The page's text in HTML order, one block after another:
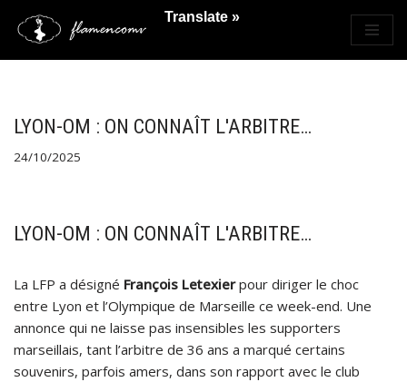
Saltar
LYON-OM : ON CONNAÎT L'ARBITRE…
24/10/2025
LYON-OM : ON CONNAÎT L'ARBITRE…
La LFP a désigné François Letexierpour diriger le choc
entre Lyon et l’Olympique de Marseille ce week-end. Une
annonce qui ne laisse pas insensibles les supporters
marseillais, tant l’arbitre de 36 ans a marqué certains
souvenirs, parfois amers, dans son rapport avec le club
Translate »